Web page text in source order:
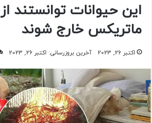
این حیوانات توانستند از
ماتریکس خارج شوند
اکتبر 26, 2023 آخرین بروزرسانی: اکتبر 26, 2023